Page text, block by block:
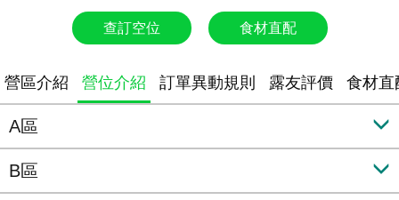
查訂空位 食材直配
營區介紹 營位介紹 訂單異動規則 露友評價 食材直
A區
B區